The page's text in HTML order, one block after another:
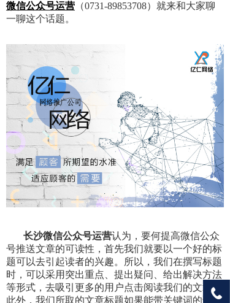
微信公众号运营 （0731-89853708）就来和大家聊
一聊这个话题。
长沙微信公众号运营认为，要何提高微信公众
号推送文章的可读性，首先我们就要以一个好的标
题可以去引起读者的兴趣。所以，我们在撰写标题
时，可以采用突出重点、提出疑问、给出解决方法
等形式，去吸引更多的用户点击阅读我们的文章。
此外，我们所取的文章标题如果能带关键词的话，